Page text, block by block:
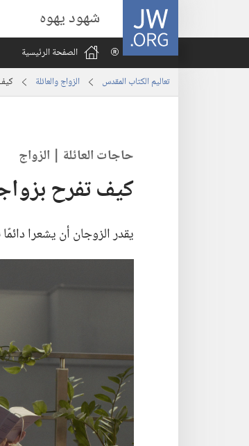
JW.ORG شهود يهوه
الصفحة الرئيسية
تعاليم الكتاب المقدس الزواج والعائلة
حاجات العائلة | الزواج
كيف تفرح
يقدر الزوجان أن يشعرا